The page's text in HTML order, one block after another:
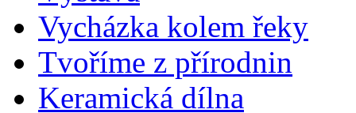
Vycházka kolem řeky
Tvoříme z přírodnin
Keramická dílna